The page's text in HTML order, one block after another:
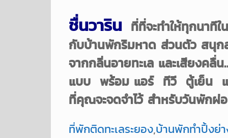
ชื่นวาริน ที่ที่จะทำให้ทุกนาทีใน
กับบ้านพักริมหาด ส่วนตัว สนุ
จากกลิ่นอายทะเล และเสียงค
แบบ พร้อม แอร์ ทีวี ตู้เย็น แ
ที่คุณจะจดจำไว้ สำหรับวันพักผ่
ที่พักติดทะเลระยอง,บ้านพักทำปิ้งย่